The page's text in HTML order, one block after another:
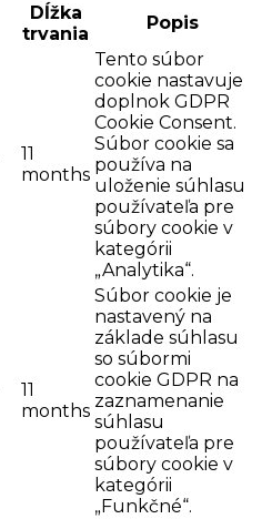
Dĺžka
trvania
Popis
11
months
Tento súbor
cookie nastavuje
doplnok GDPR
Cookie Consent.
Súbor cookie sa
používa na
uloženie súhlasu
používateľa pre
súbory cookie v
kategórii
„Analytika“.
11
months
Súbor cookie je
nastavený na
základe súhlasu
so súbormi
cookie GDPR na
zaznamenanie
súhlasu
používateľa pre
súbory cookie v
kategórii
„Funkčné“.